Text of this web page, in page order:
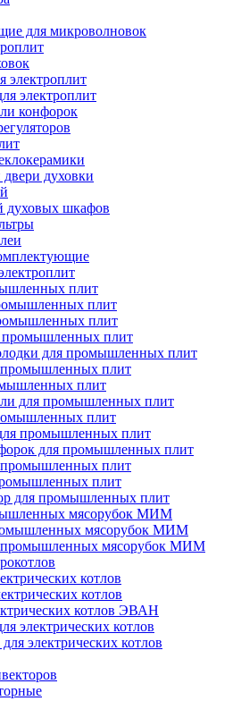
для микроволновок
электроплит
электроплит
конфорок
духовки
духовых шкафов
плит
плит
плит
промышленных плит
для промышленных плит
промышленных плит
плит
для промышленных плит
плит
промышленных плит
для промышленных плит
промышленных плит
плит
для промышленных плит
мясорубок МИМ
мясорубок МИМ
промышленных мясорубок МИМ
котлов
котлов
котлов ЭВАН
электрических котлов
электрических котлов